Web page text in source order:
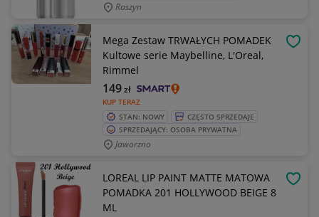
Raszyn
Mega Zestaw TRWAŁYCH POMADEK
Kultowe serie Maybelline, L'Oreal,
Rimmel
KUP TERAZ
149zł
STAN: NOWY
CZĘSTO SPRZEDAJE
SPRZEDAJĄCY: OSOBA PRYWATNA
Jaworzno
LOREAL LIP PAINT MATTE MATOWA
POMADKA 201 HOLLYWOOD BEIGE 8
ML